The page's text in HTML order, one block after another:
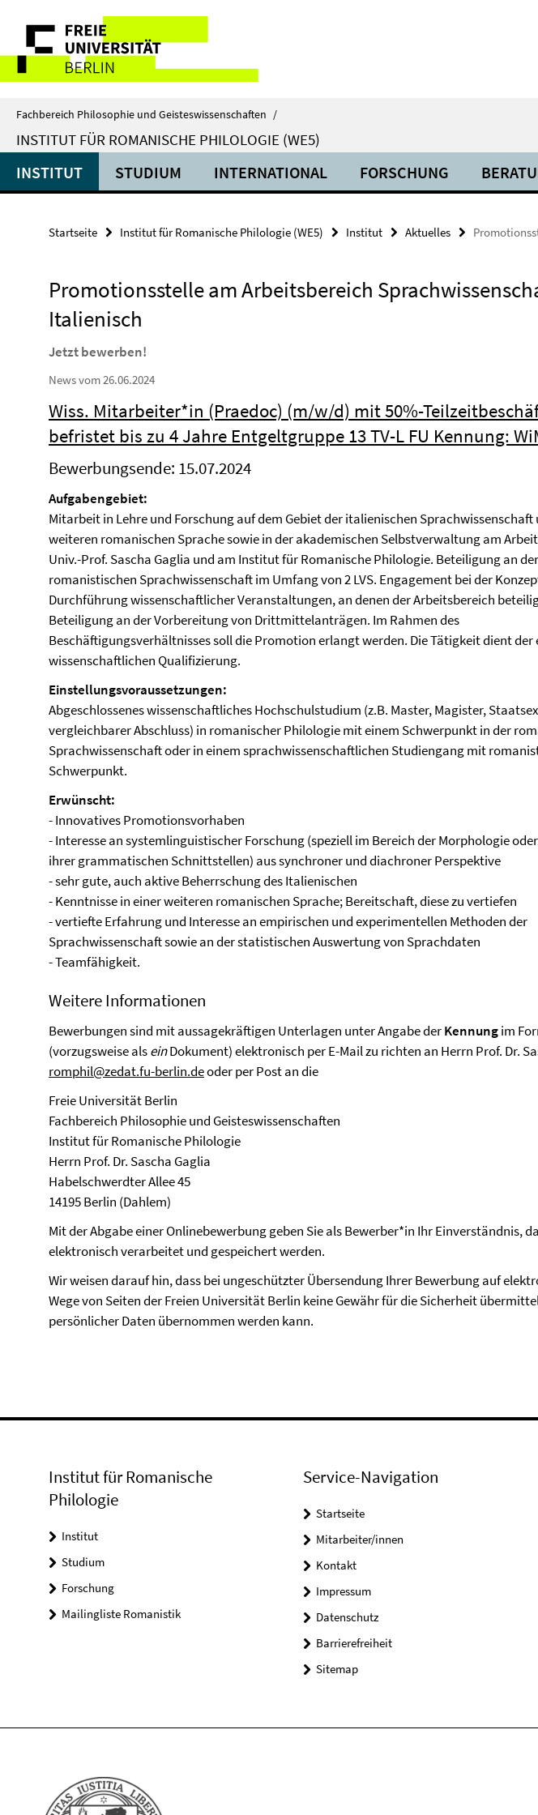
direkt
Inhalt
Service-
Navigation
Fachbereich Philosophie und Geisteswissenschaften /
INSTITUT FÜR ROMANISCHE PHILOLOGIE (WE5)
INSTITUT STUDIUM INTERNATIONAL FORSCHUNG
Startseite Institut für Romanische Philologie (WE5) Institut Aktuelles
Promotionsstelle am Arbeitsbereich
Italienisch
Jetzt bewerben!
News vom 26.06.2024
Wiss. Mitarbeiter*in (Praedoc) (m/w/d) mit 50%-
befristet bis zu 4 Jahre Entgeltgruppe 13 TV-L FU Kennung:
Bewerbungsende: 15.07.2024
Aufgabengebiet:
Mitarbeit in Lehre und Forschung auf dem Gebiet der italienischen Sprachwissenschaft
weiteren romanischen Sprache sowie in der akademischen Selbstverwaltung am
Univ.-Prof. Sascha Gaglia und am Institut für Romanische Philologie. Beteiligung an
romanistischen Sprachwissenschaft im Umfang von 2 LVS. Engagement bei der
Durchführung wissenschaftlicher Veranstaltungen, an denen der Arbeitsbereich
Beteiligung an der Vorbereitung von Drittmittelanträgen. Im Rahmen des
Beschäftigungsverhältnisses soll die Promotion erlangt werden. Die Tätigkeit dient der
wissenschaftlichen Qualifizierung.
Einstellungsvoraussetzungen:
Abgeschlossenes wissenschaftliches Hochschulstudium (z.B. Master, Magister,
vergleichbarer Abschluss) in romanischer Philologie mit einem Schwerpunkt in der
Sprachwissenschaft oder in einem sprachwissenschaftlichen Studiengang mit
Schwerpunkt.
Erwünscht:
- Innovatives Promotionsvorhaben
- Interesse an systemlinguistischer Forschung (speziell im Bereich der Morphologie
ihrer grammatischen Schnittstellen) aus synchroner und diachroner Perspektive
- sehr gute, auch aktive Beherrschung des Italienischen
- Kenntnisse in einer weiteren romanischen Sprache; Bereitschaft, diese zu vertiefen
- vertiefte Erfahrung und Interesse an empirischen und experimentellen Methoden der
Sprachwissenschaft sowie an der statistischen Auswertung von Sprachdaten
- Teamfähigkeit.
Weitere Informationen
Bewerbungen sind mit aussagekräftigen Unterlagen unter Angabe derKennungim
(vorzugsweise alseinDokument) elektronisch per E-Mail zu richten an Herrn Prof. Dr.
romphil@zedat.fu-berlin.deoder per Post an die
Freie Universität Berlin
Fachbereich Philosophie und Geisteswissenschaften
Institut für Romanische Philologie
Herrn Prof. Dr. Sascha Gaglia
Habelschwerdter Allee 45
14195 Berlin (Dahlem)
Mit der Abgabe einer Onlinebewerbung geben Sie als Bewerber*in Ihr Einverständnis,
elektronisch verarbeitet und gespeichert werden.
Wir weisen darauf hin, dass bei ungeschützter Übersendung Ihrer Bewerbung auf
Wege von Seiten der Freien Universität Berlin keine Gewähr für die Sicherheit
persönlicher Daten übernommen werden kann.
Institut für Romanische
Philologie
Institut
Studium
Forschung
Mailingliste Romanistik
Service-Navigation
Startseite
Mitarbeiter/innen
Kontakt
Impressum
Datenschutz
Barrierefreiheit
Sitemap